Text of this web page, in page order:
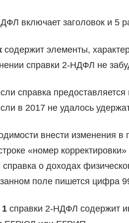
включает заголовок и 5
содержит элементы,
справки 2-НДФЛ не
справка
в 2017 не удалось
внести изменения
«номер
о доходах
поле пишется цифра
справки 2-НДФЛ содержит